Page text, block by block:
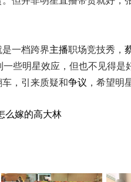
一档跨界主播职场竞技秀，
些明星效应，但也不见得是
，引来质疑和争议 ，希望明
么嫁的高大林